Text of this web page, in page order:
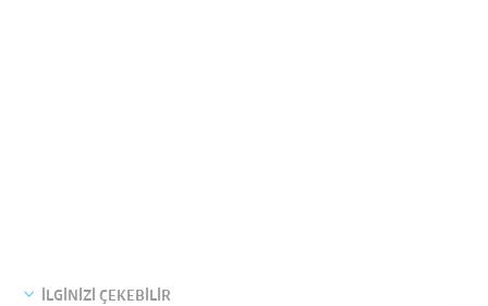
İLGİNİZİ ÇEKEBİLİR